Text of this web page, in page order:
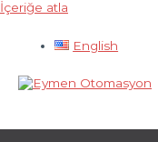
İçeriğe atla
English